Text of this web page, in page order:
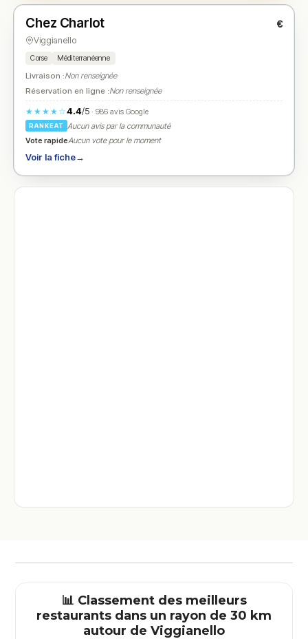
★ N° 2
Chez Charlot €
Viggianello
Corse Méditerranéenne
Livraison :Non renseignée
Réservation en ligne :Non renseignée
★★★★☆4.4/5· 986 avis Google
RANKEAT
Aucun avis par la communauté
Vote rapideAucun vote pour le moment
Voir la fiche→
📊 Classement des meilleurs
restaurants dans un rayon de 30 km
autour de Viggianello